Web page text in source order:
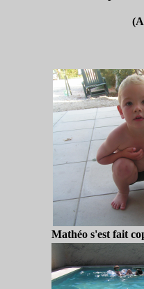
Mathéo s'est fait